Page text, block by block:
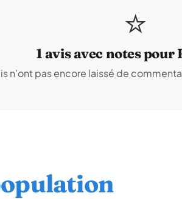
⭐
1 avis avec notes pour
n'ont pas encore laissé de